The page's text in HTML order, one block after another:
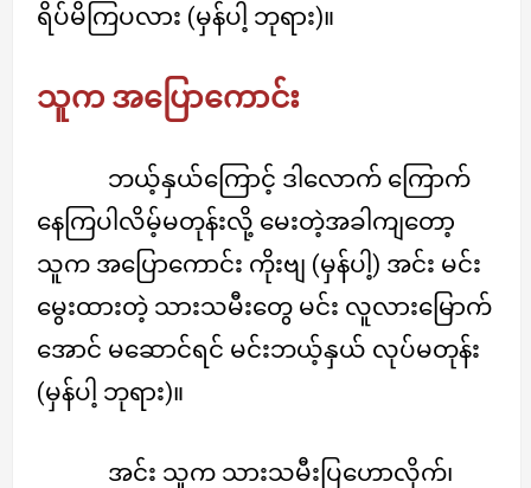
ရိပ်မိကြပလား (မှန်ပါ့ ဘုရား)။
သူက အပြောကောင်း
ဘယ့်နှယ်ကြောင့် ဒါလောက် ကြောက်
နေကြပါလိမ့်မတုန်းလို့ မေးတဲ့အခါကျတော့
သူက အပြောကောင်း ကိုးဗျ (မှန်ပါ့) အင်း မင်း
မွေးထားတဲ့ သားသမီးတွေ မင်း လူလားမြောက်
အောင် မဆောင်ရင် မင်းဘယ့်နှယ် လုပ်မတုန်း
(မှန်ပါ့ ဘုရား)။
အင်း သူက သားသမီးပြဟောလိုက်၊